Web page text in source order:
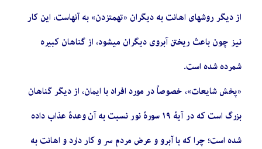
از دیگر روشهای اهانت به دیگران «تهمتزدن» به آنهاست، این كار
نیز چون باعث ریختن آبروی دیگران میشود، از گناهان كبیره
شمرده شده است.
«پخش شایعات»، خصوصاً در مورد افراد با ایمان، از دیگر گناهان
بزرگ است كه در آیۀ ١٩ سورۀ نور نسبت به آن وعدۀ عذاب داده
شده است؛ چرا كه با آبرو و عرض مردم سر و كار دارد و اهانت به